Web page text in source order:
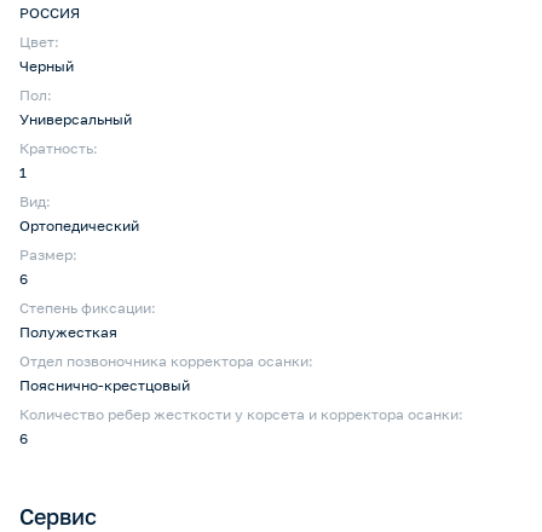
РОССИЯ
Цвет:
Черный
Пол:
Универсальный
Кратность:
1
Вид:
Ортопедический
Размер:
6
Степень фиксации:
Полужесткая
Отдел позвоночника корректора осанки:
Пояснично-крестцовый
Количество ребер жесткости у корсета и корректора осанки:
6
Сервис